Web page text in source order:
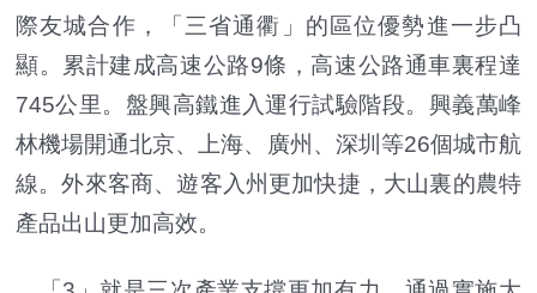
際友城合作，「三省通衢」的區位優勢進一步凸
顯。累計建成高速公路9條，高速公路通車裏程達
745公里。盤興高鐵進入運行試驗階段。興義萬峰
林機場開通北京、上海、廣州、深圳等26個城市航
線。外來客商、遊客入州更加快捷，大山裏的農特
產品出山更加高效。